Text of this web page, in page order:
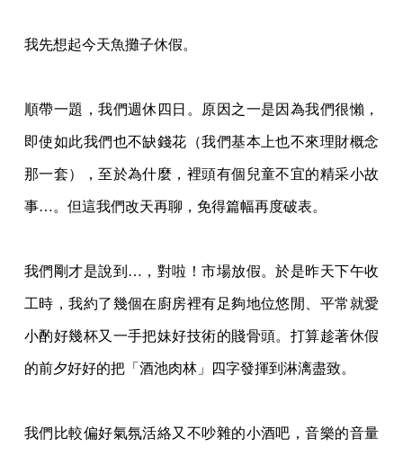
我先想起今天魚攤子休假。
順帶一題，我們週休四日。原因之一是因為我們很懶，
即使如此我們也不缺錢花（我們基本上也不來理財概念
那一套），至於為什麼，裡頭有個兒童不宜的精采小故
事…。但這我們改天再聊，免得篇幅再度破表。
我們剛才是說到…，對啦！市場放假。於是昨天下午收
工時，我約了幾個在廚房裡有足夠地位悠閒、平常就愛
小酌好幾杯又一手把妹好技術的賤骨頭。打算趁著休假
的前夕好好的把「 酒池肉林」四字發揮到淋漓盡致。
我們比較偏好氣氛活絡又不吵雜的小酒吧，音樂的音量